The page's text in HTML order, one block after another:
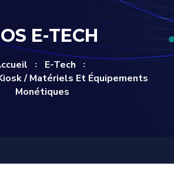
E-TECH
E-Tech
/ Matériels Et Équipements
Monétiques